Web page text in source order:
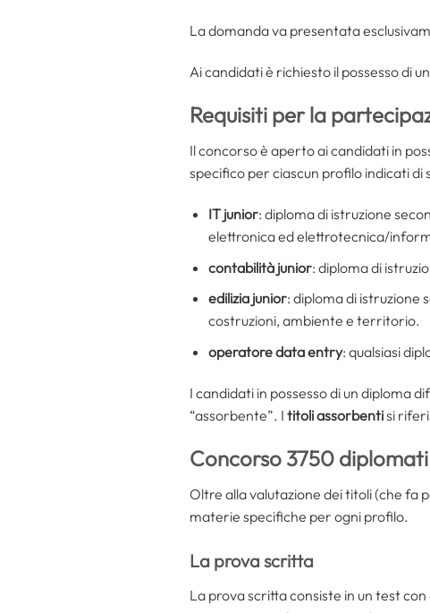
La domanda va presentata
Ai candidati è richiesto il possesso di
Requisiti per la
Il concorso è aperto ai candidati in
specifico per ciascun profilo indicati di
IT junior: diploma di istruzione
elettronica ed elettrotecnica/
contabilità junior: diploma di
edilizia junior: diploma di istruzione
costruzioni, ambiente e territorio.
operatore data entry: qualsiasi
I candidati in possesso di un diploma
“assorbente”. I titoli assorbentisi
Concorso 3750
Oltre alla valutazione dei titoli (che fa
materie specifiche per ogni profilo.
La prova scritta
La prova scritta consiste in un test